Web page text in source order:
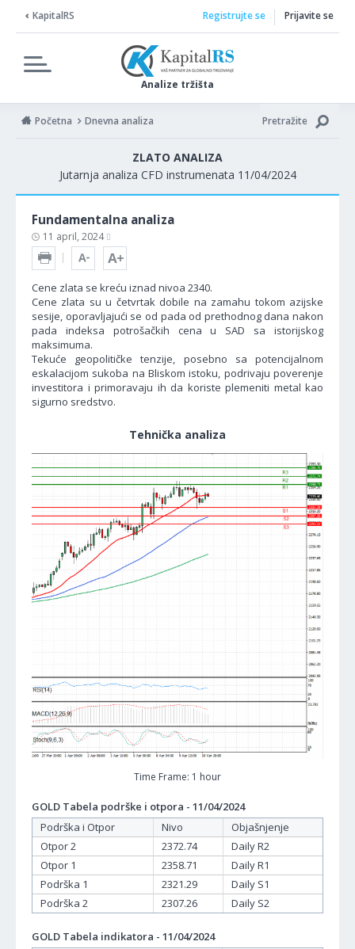
KapitalRS
Analize tržišta
Registrujte se Prijavite se
Početna Dnevna analiza Pretražite
ZLATO ANALIZA
Jutarnja analiza CFD instrumenata 11/04/2024
Fundamentalna analiza
11 april, 2024
Cene zlata se kreću iznad nivoa 2340.
Cene zlata su u četvrtak dobile na zamahu tokom azijske
sesije, oporavljajući se od pada od prethodnog dana nakon
pada indeksa potrošačkih cena u SAD sa istorijskog
maksimuma.
Tekuće geopolitičke tenzije, posebno sa potencijalnom
eskalacijom sukoba na Bliskom istoku, podrivaju poverenje
investitora i primoravaju ih da koriste plemeniti metal kao
sigurno sredstvo.
Tehnička analiza
Time Frame: 1 hour
GOLD Tabela podrške i otpora - 11/04/2024
Podrška i Otpor
Nivo
Objašnjenje
Otpor 2
2372.74
Daily R2
Otpor 1
2358.71
Daily R1
Podrška 1
2321.29
Daily S1
Podrška 2
2307.26 Daily S2
GOLD Tabela indikatora - 11/04/2024